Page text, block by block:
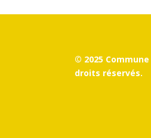
© 2025
droits réservés.